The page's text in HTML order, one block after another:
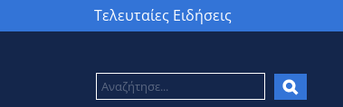
Τελευταίες Ειδήσεις